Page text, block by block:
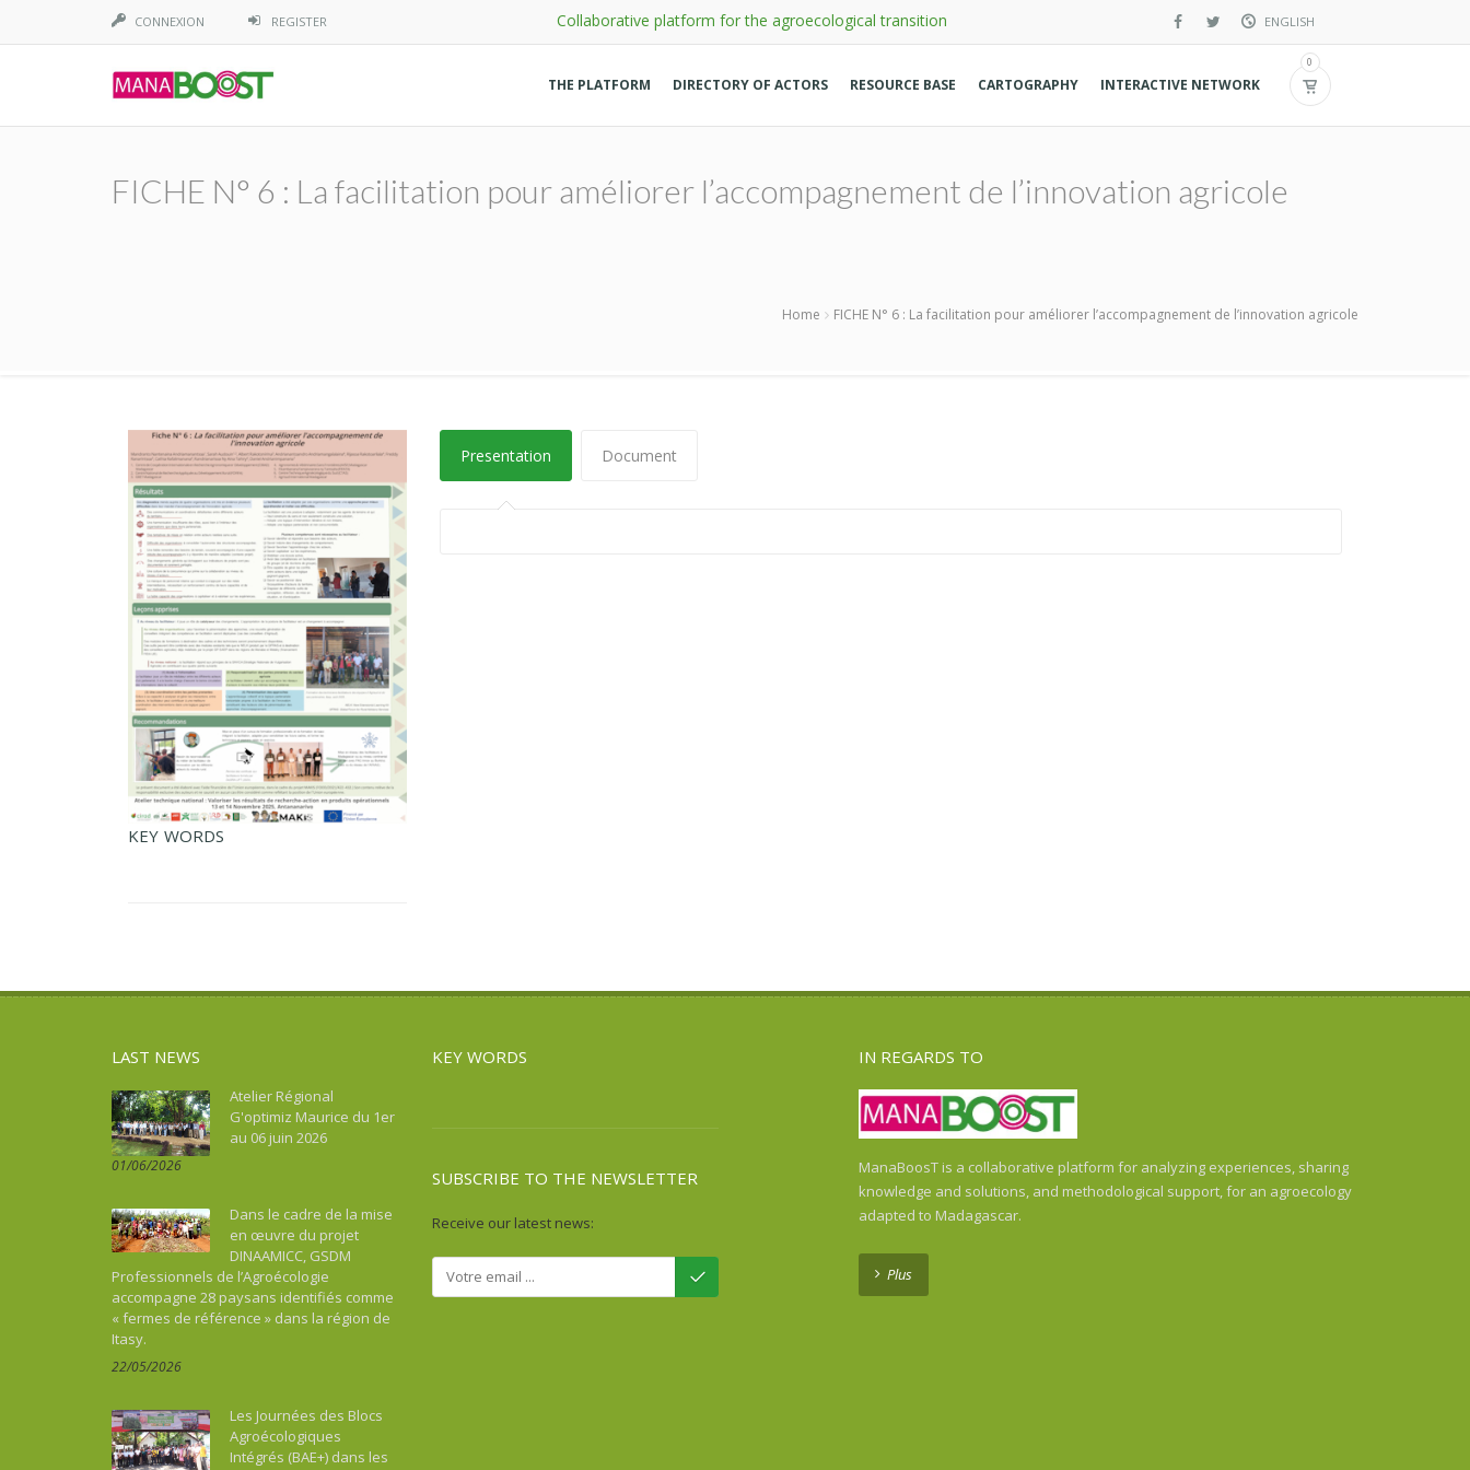
CONNEXION REGISTER Collaborative platform for the agroecological transition ENGLISH
Spanish
THE PLATFORM DIRECTORY OF ACTORS RESOURCE BASE CARTOGRAPHY INTERACTIVE NETWORK
0
FICHE N° 6 : La facilitation pour améliorer l’accompagnement de l’innovation agricole
Home FICHE N° 6 : La facilitation pour améliorer l’accompagnement de l’innovation agricole
KEY WORDS
Presentation Document
LAST NEWS
Atelier Régional
G'optimiz Maurice du 1er
au 06 juin 2026
01/06/2026
Dans le cadre de la mise
en œuvre du projet
DINAAMICC, GSDM
Professionnels de l’Agroécologie
accompagne 28 paysans identifiés comme
« fermes de référence » dans la région de
Itasy.
22/05/2026
Les Journées des Blocs
Agroécologiques
Intégrés (BAE+) dans les
KEY WORDS
SUBSCRIBE TO THE NEWSLETTER
Receive our latest news:
IN REGARDS TO
ManaBoosT is a collaborative platform for analyzing experiences, sharing
knowledge and solutions, and methodological support, for an agroecology
adapted to Madagascar.
Plus